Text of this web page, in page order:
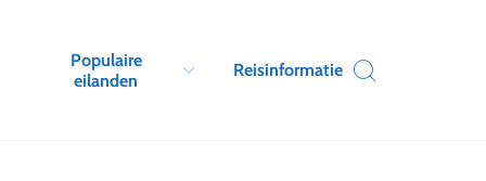
Populaire
eilanden
Reisinformatie